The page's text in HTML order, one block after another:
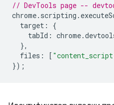
// DevTools page --
chrome. scripting .
target :
{
tabId : chrome.
},
files : [
});